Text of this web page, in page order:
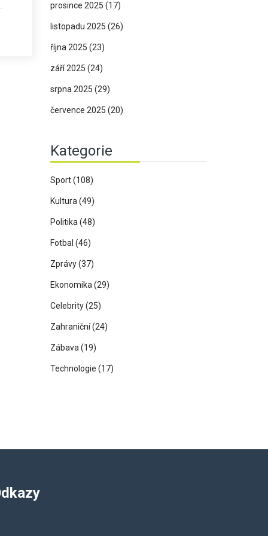
prosince 2025 (17)
listopadu 2025 (26)
října 2025 (23)
září 2025 (24)
srpna 2025 (29)
července 2025 (20)
Kategorie
Sport(108)
Kultura (49)
Politika (48)
Fotbal (46)
Zprávy(37)
Ekonomika (29)
Celebrity(25)
Zahraniční(24)
Zábava (19)
Technologie (17)